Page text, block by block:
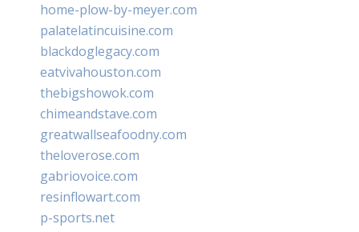
home-plow-by-meyer.com
palatelatincuisine.com
blackdoglegacy.com
eatvivahouston.com
thebigshowok.com
chimeandstave.com
greatwallseafoodny.com
theloverose.com
gabriovoice.com
resinflowart.com
p-sports.net